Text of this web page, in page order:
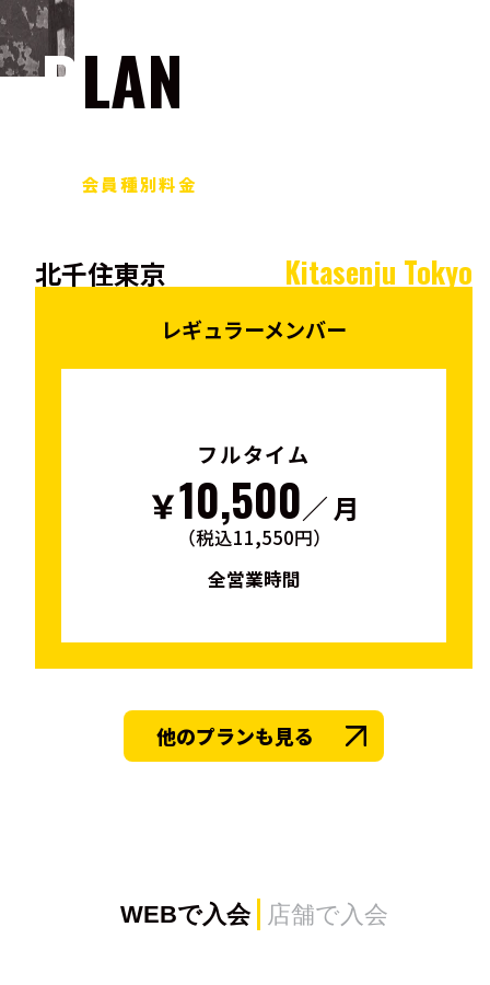
PLAN
会員種別料金
北千住東京 Kitasenju Tokyo
レギュラーメンバー
フルタイム
￥10,500／ 月
（税込11,550円）
全営業時間
他のプランも見る
WEBで入会 店舗で入会